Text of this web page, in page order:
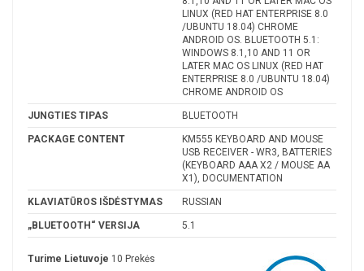
LINUX (RED HAT ENTERPRISE 8.0
/UBUNTU 18.04) CHROME
ANDROID OS. BLUETOOTH 5.1:
WINDOWS 8.1,10 AND 11 OR
LATER MAC OS LINUX (RED HAT
ENTERPRISE 8.0 /UBUNTU 18.04)
CHROME ANDROID OS
JUNGTIES TIPAS BLUETOOTH
PACKAGE CONTENT
KM555 KEYBOARD AND MOUSE
USB RECEIVER - WR3, BATTERIES
(KEYBOARD AAA X2 / MOUSE AA
X1), DOCUMENTATION
KLAVIATŪROS IŠDĖSTYMAS RUSSIAN
„BLUETOOTH“ VERSIJA 5.1
Turime Lietuvoje 10 Prekės